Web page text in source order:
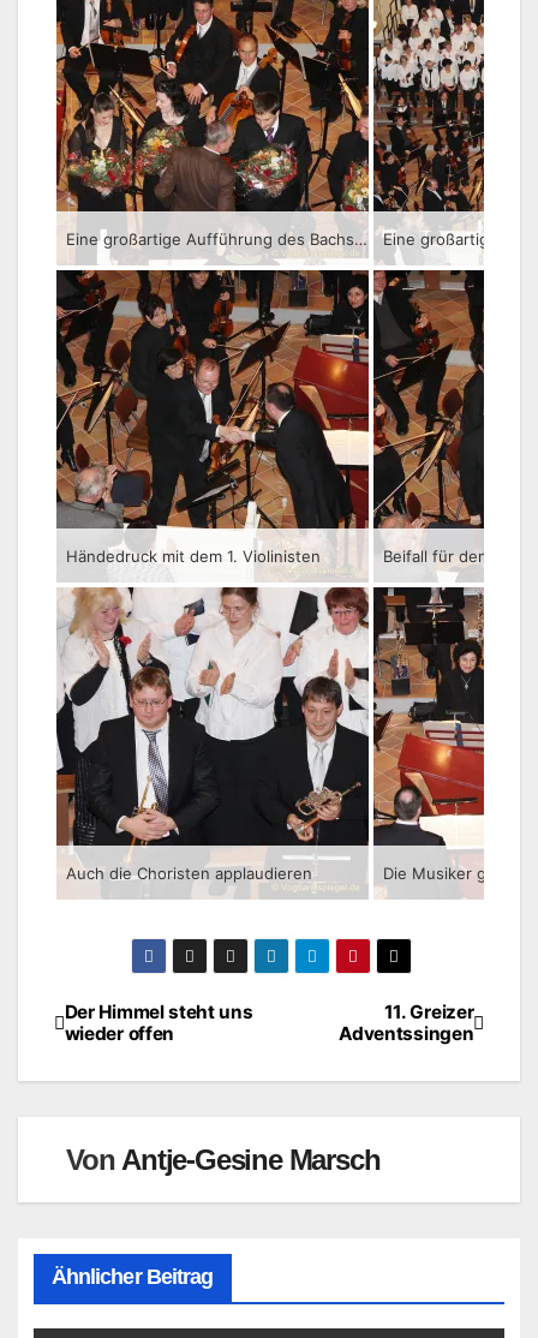
Eine großartige Aufführung des Bachschen Weihnachtsoratoriums
Händedruck mit dem 1. Violinisten
Auch die Choristen applaudieren
Beitragsnavigation
11. Greizer
Adventssingen
Der Himmel steht uns
wieder offen
Von Antje-Gesine Marsch
Ähnlicher Beitrag